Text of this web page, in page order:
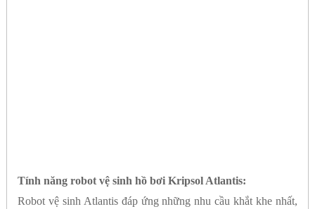
Tính năng robot vệ sinh hồ bơi Kripsol Atlantis:
Robot vệ sinh Atlantis đáp ứng những nhu cầu khắt khe nhất,